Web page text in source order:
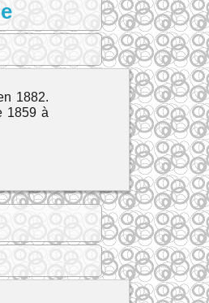
1882.
1859 à